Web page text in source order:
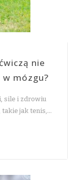
nie
mózgu?
sile i zdrowiu
takie jak tenis,…